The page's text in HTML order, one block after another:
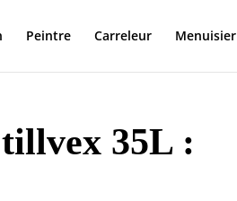
Peintre Carreleur Menuisier
35L :